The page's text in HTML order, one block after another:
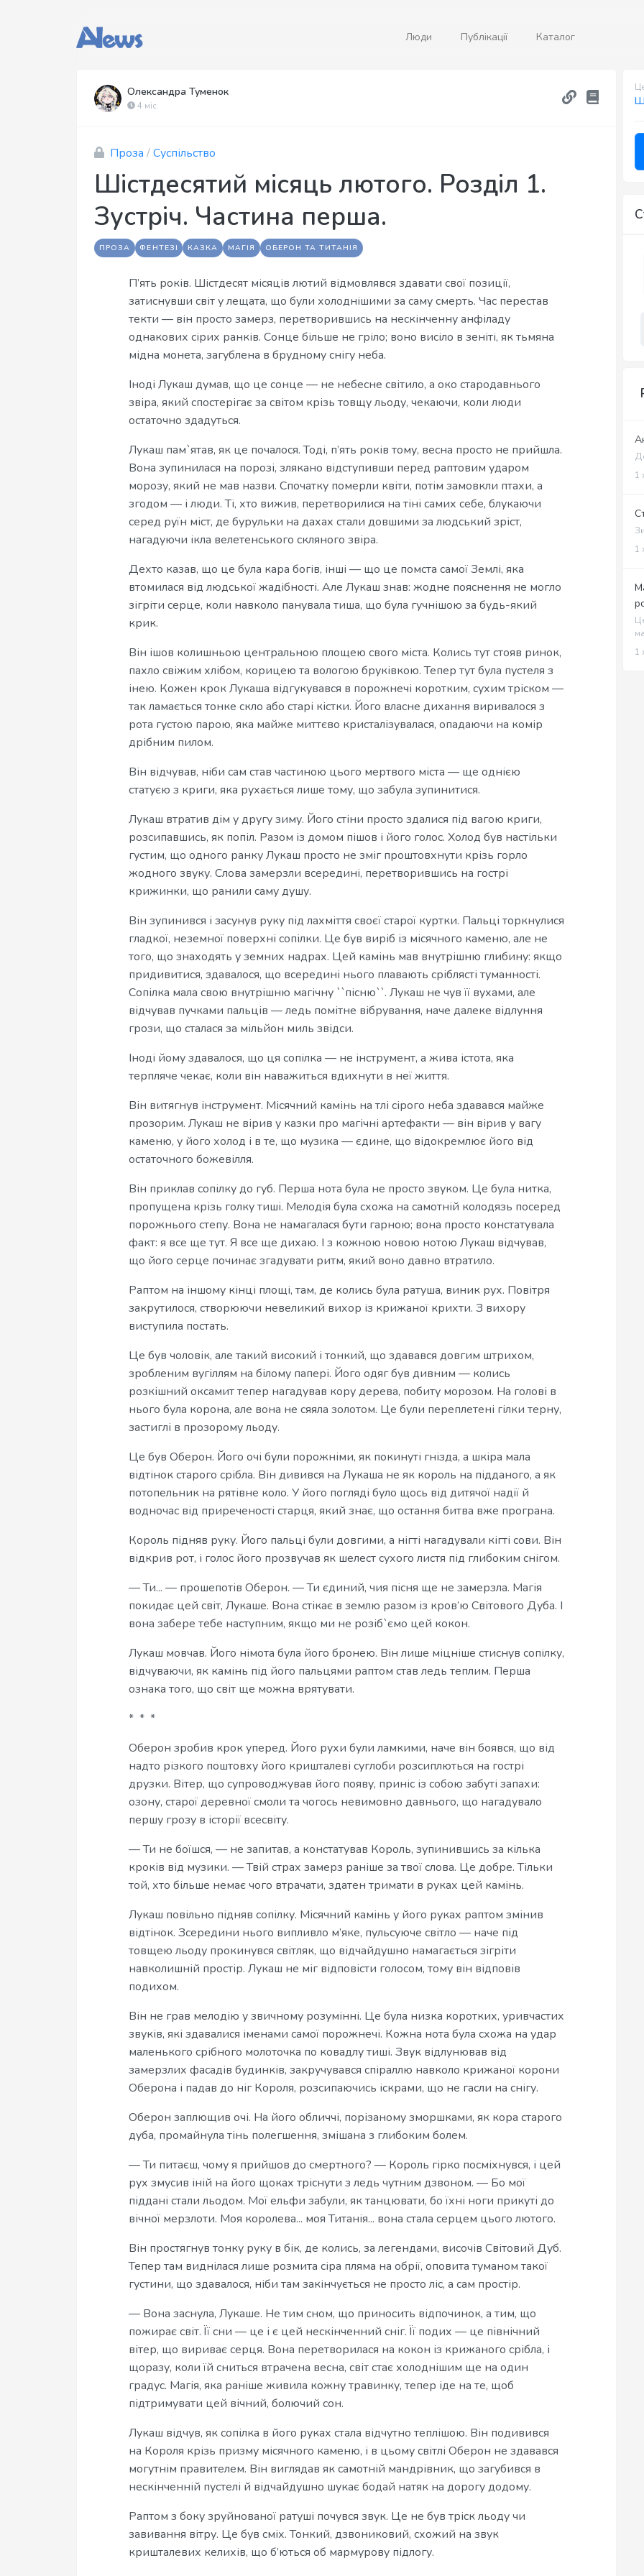
Люди Публікації Каталог
Олександра Туменок
4 міс
Проза /Суспільство
Шістдесятий місяць лютого. Розділ 1.
Зустріч. Частина перша.
ПРОЗА ФЕНТЕЗІ КАЗКА МАГІЯ ОБЕРОН ТА ТИТАНІЯ
П’ять років. Шістдесят місяців лютий відмовлявся здавати свої позиції,
затиснувши світ у лещата, що були холоднішими за саму смерть. Час перестав
текти — він просто замерз, перетворившись на нескінченну анфіладу
однакових сірих ранків. Сонце більше не гріло; воно висіло в зеніті, як тьмяна
мідна монета, загублена в брудному снігу неба.
Іноді Лукаш думав, що це сонце — не небесне світило, а око стародавнього
звіра, який спостерігає за світом крізь товщу льоду, чекаючи, коли люди
остаточно здадуться.
Лукаш пам`ятав, як це почалося. Тоді, п’ять років тому, весна просто не прийшла.
Вона зупинилася на порозі, злякано відступивши перед раптовим ударом
морозу, який не мав назви. Спочатку померли квіти, потім замовкли птахи, а
згодом — і люди. Ті, хто вижив, перетворилися на тіні самих себе, блукаючи
серед руїн міст, де бурульки на дахах стали довшими за людський зріст,
нагадуючи ікла велетенського скляного звіра.
Дехто казав, що це була кара богів, інші — що це помста самої Землі, яка
втомилася від людської жадібності. Але Лукаш знав: жодне пояснення не могло
зігріти серце, коли навколо панувала тиша, що була гучнішою за будь-який
крик.
Він ішов колишньою центральною площею свого міста. Колись тут стояв ринок,
пахло свіжим хлібом, корицею та вологою бруківкою. Тепер тут була пустеля з
інею. Кожен крок Лукаша відгукувався в порожнечі коротким, сухим тріском —
так ламається тонке скло або старі кістки. Його власне дихання виривалося з
рота густою парою, яка майже миттєво кристалізувалася, опадаючи на комір
дрібним пилом.
Він відчував, ніби сам став частиною цього мертвого міста — ще однією
статуєю з криги, яка рухається лише тому, що забула зупинитися.
Лукаш втратив дім у другу зиму. Його стіни просто здалися під вагою криги,
розсипавшись, як попіл. Разом із домом пішов і його голос. Холод був настільки
густим, що одного ранку Лукаш просто не зміг проштовхнути крізь горло
жодного звуку. Слова замерзли всередині, перетворившись на гострі
крижинки, що ранили саму душу.
Він зупинився і засунув руку під лахміття своєї старої куртки. Пальці торкнулися
гладкої, неземної поверхні сопілки. Це був виріб із місячного каменю, але не
того, що знаходять у земних надрах. Цей камінь мав внутрішню глибину: якщо
придивитися, здавалося, що всередині нього плавають сріблясті туманності.
Сопілка мала свою внутрішню магічну ``пісню``. Лукаш не чув її вухами, але
відчував пучками пальців — ледь помітне вібрування, наче далеке відлуння
грози, що сталася за мільйон миль звідси.
Іноді йому здавалося, що ця сопілка — не інструмент, а жива істота, яка
терпляче чекає, коли він наважиться вдихнути в неї життя.
Він витягнув інструмент. Місячний камінь на тлі сірого неба здавався майже
прозорим. Лукаш не вірив у казки про магічні артефакти — він вірив у вагу
каменю, у його холод і в те, що музика — єдине, що відокремлює його від
остаточного божевілля.
Він приклав сопілку до губ. Перша нота була не просто звуком. Це була нитка,
пропущена крізь голку тиші. Мелодія була схожа на самотній колодязь посеред
порожнього степу. Вона не намагалася бути гарною; вона просто констатувала
факт: я все ще тут. Я все ще дихаю. І з кожною новою нотою Лукаш відчував,
що його серце починає згадувати ритм, який воно давно втратило.
Раптом на іншому кінці площі, там, де колись була ратуша, виник рух. Повітря
закрутилося, створюючи невеликий вихор із крижаної крихти. З вихору
виступила постать.
Це був чоловік, але такий високий і тонкий, що здавався довгим штрихом,
зробленим вугіллям на білому папері. Його одяг був дивним — колись
розкішний оксамит тепер нагадував кору дерева, побиту морозом. На голові в
нього була корона, але вона не сяяла золотом. Це були переплетені гілки терну,
застиглі в прозорому льоду.
Це був Оберон. Його очі були порожніми, як покинуті гнізда, а шкіра мала
відтінок старого срібла. Він дивився на Лукаша не як король на підданого, а як
потопельник на рятівне коло. У його погляді було щось від дитячої надії й
водночас від приреченості старця, який знає, що остання битва вже програна.
Король підняв руку. Його пальці були довгими, а нігті нагадували кігті сови. Він
відкрив рот, і голос його прозвучав як шелест сухого листя під глибоким снігом.
— Ти... — прошепотів Оберон. — Ти єдиний, чия пісня ще не замерзла. Магія
покидає цей світ, Лукаше. Вона стікає в землю разом із кров’ю Світового Дуба. І
вона забере тебе наступним, якщо ми не розіб`ємо цей кокон.
Лукаш мовчав. Його німота була його бронею. Він лише міцніше стиснув сопілку,
відчуваючи, як камінь під його пальцями раптом став ледь теплим. Перша
ознака того, що світ ще можна врятувати.
* * *
Оберон зробив крок уперед. Його рухи були ламкими, наче він боявся, що від
надто різкого поштовху його кришталеві суглоби розсиплються на гострі
друзки. Вітер, що супроводжував його появу, приніс із собою забуті запахи:
озону, старої деревної смоли та чогось невимовно давнього, що нагадувало
першу грозу в історії всесвіту.
— Ти не боїшся, — не запитав, а констатував Король, зупинившись за кілька
кроків від музики. — Твій страх замерз раніше за твої слова. Це добре. Тільки
той, хто більше немає чого втрачати, здатен тримати в руках цей камінь.
Лукаш повільно підняв сопілку. Місячний камінь у його руках раптом змінив
відтінок. Зсередини нього випливло м’яке, пульсуюче світло — наче під
товщею льоду прокинувся світляк, що відчайдушно намагається зігріти
навколишній простір. Лукаш не міг відповісти голосом, тому він відповів
подихом.
Він не грав мелодію у звичному розумінні. Це була низка коротких, уривчастих
звуків, які здавалися іменами самої порожнечі. Кожна нота була схожа на удар
маленького срібного молоточка по ковадлу тиші. Звук відлунював від
замерзлих фасадів будинків, закручувався спіраллю навколо крижаної корони
Оберона і падав до ніг Короля, розсипаючись іскрами, що не гасли на снігу.
Оберон заплющив очі. На його обличчі, порізаному зморшками, як кора старого
дуба, промайнула тінь полегшення, змішана з глибоким болем.
— Ти питаєш, чому я прийшов до смертного? — Король гірко посміхнувся, і цей
рух змусив іній на його щоках тріснути з ледь чутним дзвоном. — Бо мої
піддані стали льодом. Мої ельфи забули, як танцювати, бо їхні ноги прикуті до
вічної мерзлоти. Моя королева... моя Титанія... вона стала серцем цього лютого.
Він простягнув тонку руку в бік, де колись, за легендами, височів Світовий Дуб.
Тепер там виднілася лише розмита сіра пляма на обрії, оповита туманом такої
густини, що здавалося, ніби там закінчується не просто ліс, а сам простір.
— Вона заснула, Лукаше. Не тим сном, що приносить відпочинок, а тим, що
пожирає світ. Її сни — це і є цей нескінченний сніг. Її подих — це північний
вітер, що вириває серця. Вона перетворилася на кокон із крижаного срібла, і
щоразу, коли їй сниться втрачена весна, світ стає холоднішим ще на один
градус. Магія, яка раніше живила кожну травинку, тепер іде на те, щоб
підтримувати цей вічний, болючий сон.
Лукаш відчув, як сопілка в його руках стала відчутно теплішою. Він подивився
на Короля крізь призму місячного каменю, і в цьому світлі Оберон не здавався
могутнім правителем. Він виглядав як самотній мандрівник, що загубився в
нескінченній пустелі й відчайдушно шукає бодай натяк на дорогу додому.
Раптом з боку зруйнованої ратуші почувся звук. Це не був тріск льоду чи
завивання вітру. Це був сміх. Тонкий, дзвониковий, схожий на звук
кришталевих келихів, що б’ються об мармурову підлогу.
1
1
1